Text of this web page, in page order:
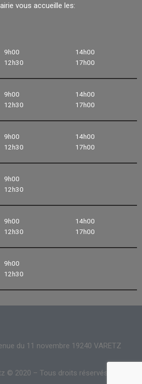
vous accueille les:
9h00
12h30
14h00
17h00
9h00
12h30
14h00
17h00
9h00
12h30
14h00
17h00
9h00
12h30
9h00
12h30
14h00
17h00
9h00
12h30
du 11 novembre 19240 VARETZ
© 2020 – Tous droits réservés